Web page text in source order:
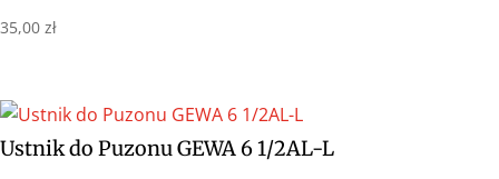
35,00 zł
Ustnik do Puzonu GEWA 6 1/2AL-L